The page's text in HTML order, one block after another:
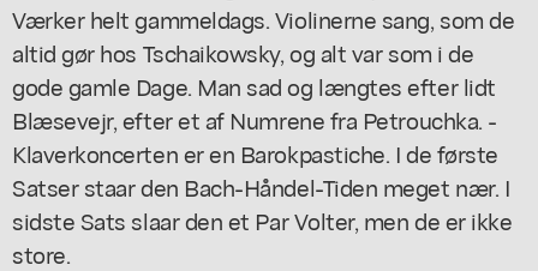
Værker helt gammeldags. Violinerne sang, som de
altid gør hos Tschaikowsky, og alt var som i de
gode gamle Dage. Man sad og længtes efter lidt
Blæsevejr, efter et af Numrene fra Petrouchka. -
Klaverkoncerten er en Barokpastiche. I de første
Satser staar den Bach-Håndel-Tiden meget nær. I
sidste Sats slaar den et Par Volter, men de er ikke
store.